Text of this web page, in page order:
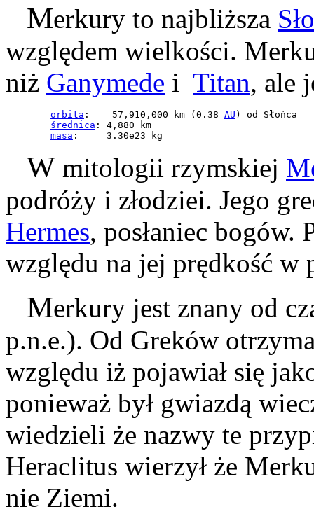
Merkury to najbliższa
względem wielkości.
niż Ganymede i Titan, ale
orbita :    57,910,000 km (0.38 AU ) od Słońca
średnica : 4,880 km
masa :     3.30e23 kg
W mitologii rzymskiej
podróży i złodziei. Jego
Hermes, posłaniec bogów.
względu na jej prędkość w
Merkury jest znany od
p.n.e.). Od Greków
względu iż pojawiał się
ponieważ był gwiazdą
wiedzieli że nazwy te
Heraclitus wierzył że
nie Ziemi.